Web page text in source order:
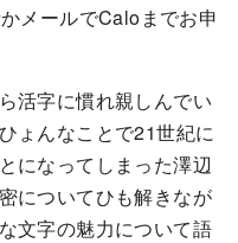
メールでCaloまでお申
活字に慣れ親しんでい
ょんなことで21世紀に
になってしまった澤辺
についてひも解きなが
文字の魅力について語